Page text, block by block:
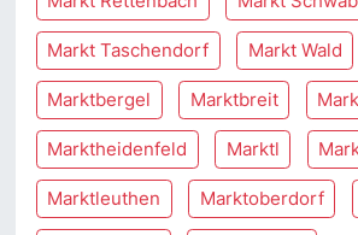
Markt Taschendorf Markt Wald
Marktbergel Marktbreit
Marktheidenfeld Marktl
Marktleuthen Marktoberdorf